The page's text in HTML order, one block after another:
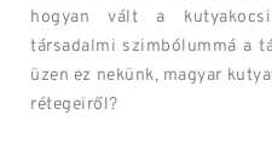
hogyan vált a
társadalmi szimbólummá a
üzen ez nekünk, magyar
rétegeiről?